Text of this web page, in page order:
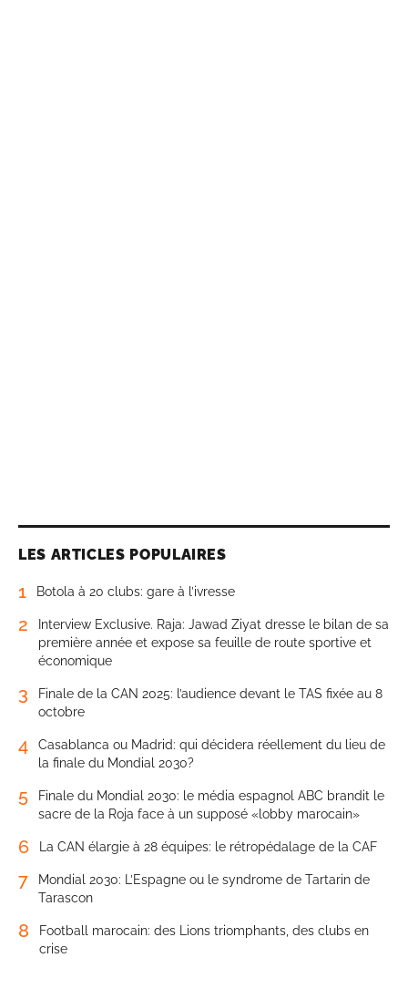
LES ARTICLES POPULAIRES
1 Botola à 20 clubs: gare à l’ivresse
2
Interview Exclusive. Raja: Jawad Ziyat dresse le bilan de sa
première année et expose sa feuille de route sportive et
économique
3
Finale de la CAN 2025: l’audience devant le TAS fixée au 8
octobre
4
Casablanca ou Madrid: qui décidera réellement du lieu de
la finale du Mondial 2030?
5
Finale du Mondial 2030: le média espagnol ABC brandit le
sacre de la Roja face à un supposé «lobby marocain»
6 La CAN élargie à 28 équipes: le rétropédalage de la CAF
7
Mondial 2030: L’Espagne ou le syndrome de Tartarin de
Tarascon
8
Football marocain: des Lions triomphants, des clubs en
crise